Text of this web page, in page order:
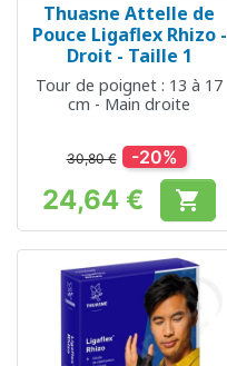
Thuasne Attelle de
Pouce Ligaflex Rhizo -
Droit - Taille 1
Tour de poignet : 13 à 17
cm - Main droite
30,80 € -20%
Prix
24,64 € 